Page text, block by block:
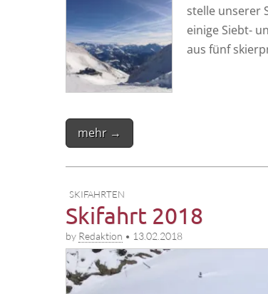
stel­le unse­rer
eini­ge Siebt-
aus fünf
mehr →
SKIFAHRTEN
Skifahrt 2018
by Redaktion • 13.02.2018